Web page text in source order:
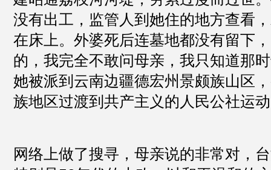
没有出工，监管人到她住的地方查看
在床上。外婆死后连墓地都没有留下
的，我完全不敢问母亲，我只知道那
她被派到云南边疆德宏州景颇族山区
族地区过渡到共产主义的人民公社运
网络上做了搜寻，母亲说的非常对，